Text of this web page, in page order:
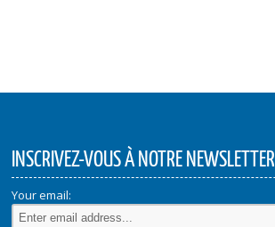
INSCRIVEZ-VOUS À NOTRE NEWSLETTER
Your email: